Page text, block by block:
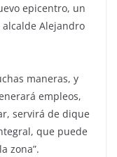
epicentro, un
Alejandro
maneras, y
empleos,
servirá de dique
que puede
zona”.